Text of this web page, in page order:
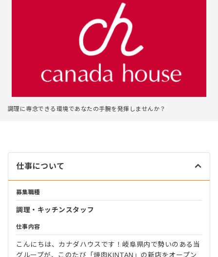
調理に専念できる環境であなたの手腕を発揮しませんか？
仕事について
募集職種
調理・キッチンスタッフ
仕事内容
こんにちは、カナダハウスです！岐阜県内で勢いのある当
グループが、このたび「焼肉KINTAN」の新店をオープン